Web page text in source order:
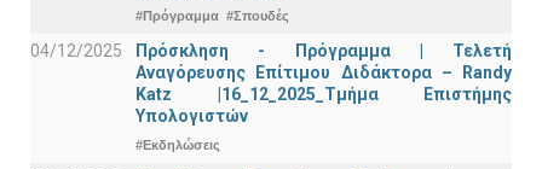
#Πρόγραμμα #Σπουδές
04/12/2025
Πρόσκληση - Πρόγραμμα | Τελετή
Αναγόρευσης Επίτιμου Διδάκτορα – Randy
Katz |16_12_2025_Τμήμα Επιστήμης
Υπολογιστών
#Εκδηλώσεις